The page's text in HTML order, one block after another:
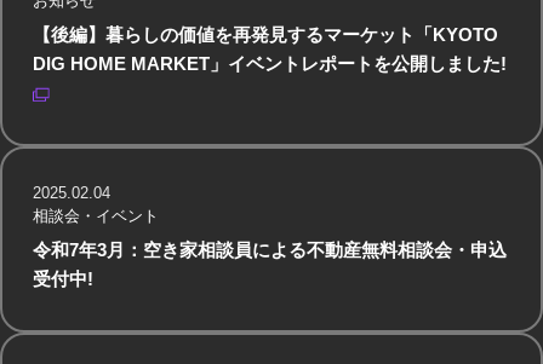
【後編】暮らしの価値を再発見するマーケット「KYOTO
DIG HOME MARKET」イベントレポートを公開しました!
令和7年3月：空き家相談員による不動産無料相談会・申込
受付中!
2025.02.04
相談会・イベント